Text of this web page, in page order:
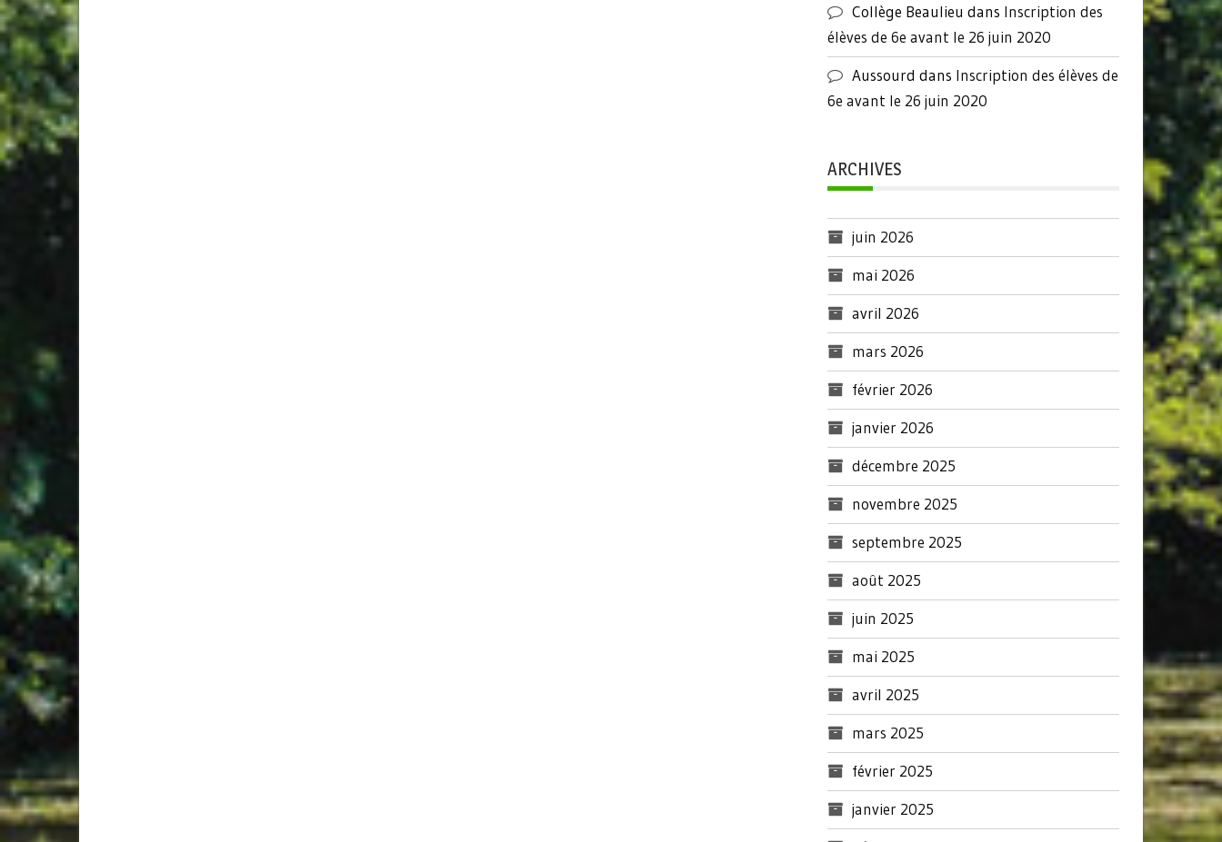
Collège Beaulieu dans Inscription des
élèves de 6e avant le 26 juin 2020
Aussourd dans Inscription des élèves de
6e avant le 26 juin 2020
ARCHIVES
juin 2026
mai 2026
avril 2026
mars 2026
février 2026
janvier 2026
décembre 2025
novembre 2025
septembre 2025
août 2025
juin 2025
mai 2025
avril 2025
mars 2025
février 2025
janvier 2025